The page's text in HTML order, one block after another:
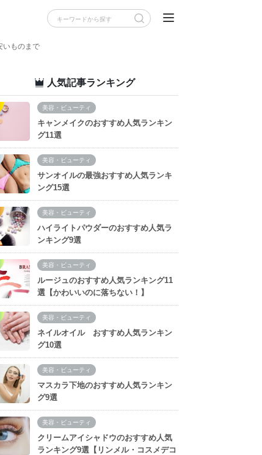
いものまで
人気記事ランキング
美容・ビューティ
キャンメイクのおすすめ人気ランキン
グ11選
美容・ビューティ
サンオイルの最強おすすめ人気ランキ
ング15選
美容・ビューティ
ハイライトパウダーのおすすめ人気ラ
ンキング9選
美容・ビューティ
ルージュのおすすめ人気ランキング11
選【かわいいのに落ちない！】
美容・ビューティ
ネイルオイル おすすめ人気ランキン
グ10選
美容・ビューティ
マスカラ下地のおすすめ人気ランキン
グ9選
美容・ビューティ
クリームアイシャドウのおすすめ人気
ランキング9選【リンメル・コスメデコ